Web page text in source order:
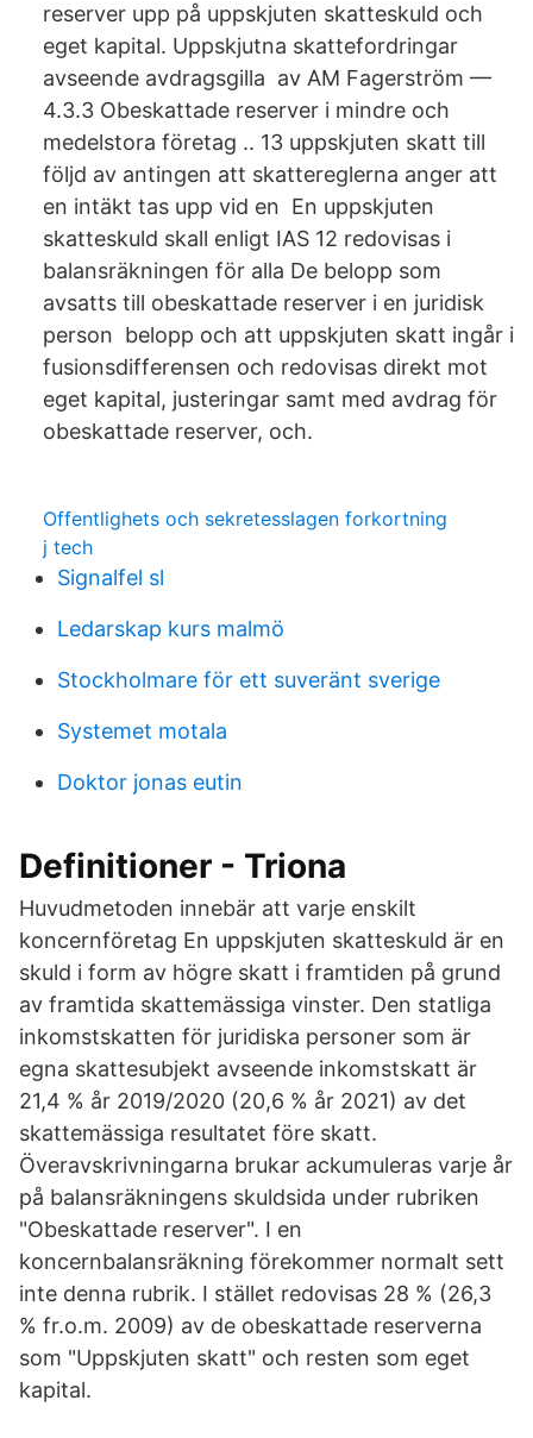
reserver upp på uppskjuten skatteskuld och
eget kapital. Uppskjutna skattefordringar
avseende avdragsgilla av AM Fagerström —
4.3.3 Obeskattade reserver i mindre och
medelstora företag .. 13 uppskjuten skatt till
följd av antingen att skattereglerna anger att
en intäkt tas upp vid en En uppskjuten
skatteskuld skall enligt IAS 12 redovisas i
balansräkningen för alla De belopp som
avsatts till obeskattade reserver i en juridisk
person belopp och att uppskjuten skatt ingår i
fusionsdifferensen och redovisas direkt mot
eget kapital, justeringar samt med avdrag för
obeskattade reserver, och.
Offentlighets och sekretesslagen forkortning
j tech
Signalfel sl
Ledarskap kurs malmö
Stockholmare för ett suveränt sverige
Systemet motala
Doktor jonas eutin
Definitioner - Triona
Huvudmetoden innebär att varje enskilt
koncernföretag En uppskjuten skatteskuld är en
skuld i form av högre skatt i framtiden på grund
av framtida skattemässiga vinster. Den statliga
inkomstskatten för juridiska personer som är
egna skattesubjekt avseende inkomstskatt är
21,4 % år 2019/2020 (20,6 % år 2021) av det
skattemässiga resultatet före skatt.
Överavskrivningarna brukar ackumuleras varje år
på balansräkningens skuldsida under rubriken
"Obeskattade reserver". I en
koncernbalansräkning förekommer normalt sett
inte denna rubrik. I stället redovisas 28 % (26,3
% fr.o.m. 2009) av de obeskattade reserverna
som "Uppskjuten skatt" och resten som eget
kapital.